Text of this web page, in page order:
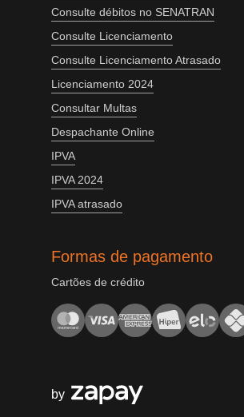
Consulte débitos no SENATRAN
Consulte Licenciamento
Consulte Licenciamento Atrasado
Licenciamento 2024
Consultar Multas
Despachante Online
IPVA
IPVA 2024
IPVA atrasado
Formas de pagamento
Cartões de crédito
by